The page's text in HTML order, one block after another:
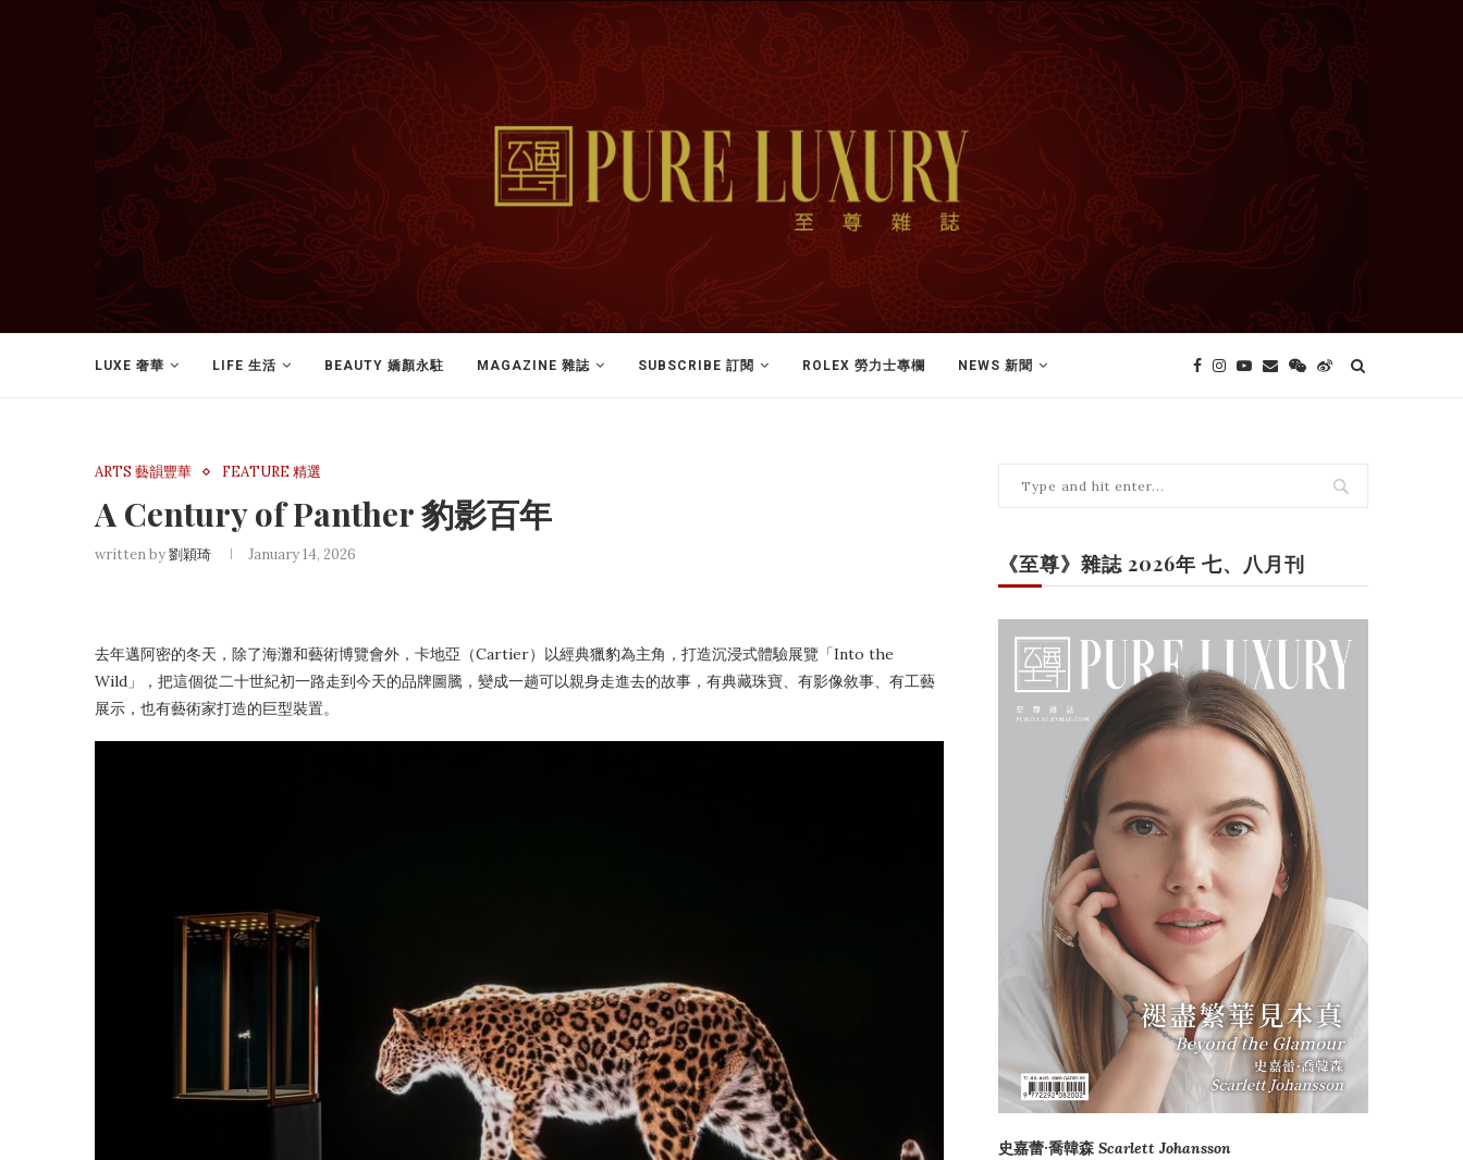
LUXE 奢華 LIFE 生活 BEAUTY 嬌顏永駐 MAGAZINE 雜誌 SUBSCRIBE 訂閱 ROLEX 勞力士專欄 NEWS 新聞
ARTS 藝韻豐華 FEATURE 精選
A Century of Panther 豹影百年
written by劉穎琦 January 14, 2026
去年邁阿密的冬天，除了海灘和藝術博覽會外，卡地亞（Cartier）以經典獵豹為主角，打造沉浸式體驗展覽「Into the
Wild」，把這個從二十世紀初一路走到今天的品牌圖騰，變成一趟可以親身走進去的故事，有典藏珠寶、有影像敘事、有工藝
展示，也有藝術家打造的巨型裝置。
《至尊》雜誌 2026年 七、八月刊
史嘉蕾·喬韓森 Scarlett Johansson